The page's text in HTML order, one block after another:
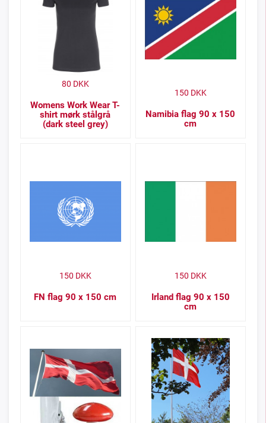
Womens Work Wear T-
shirt mørk stålgrå
(dark steel grey)
80 DKK
Namibia flag 90 x 150
cm
150 DKK
FN flag 90 x 150 cm
150 DKK
Irland flag 90 x 150
cm
150 DKK